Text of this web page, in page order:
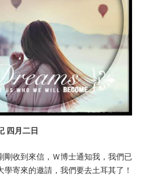
四月二日
剛收到來信，Ｗ博士通知我，我們已
寄來的邀請，我們要去土耳其了！